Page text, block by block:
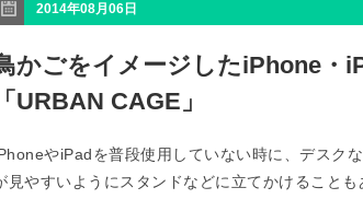
2014年08月06日
かごをイメージしたiPhone・
「URBAN CAGE」
やiPadを普段使用していない時に、デスク
見やすいようにスタンドなどに立てかけること